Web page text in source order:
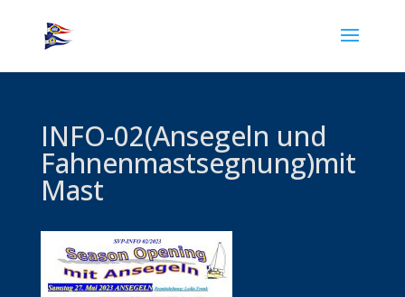
INFO-02(Ansegeln und
Fahnenmastsegnung)mit
Mast